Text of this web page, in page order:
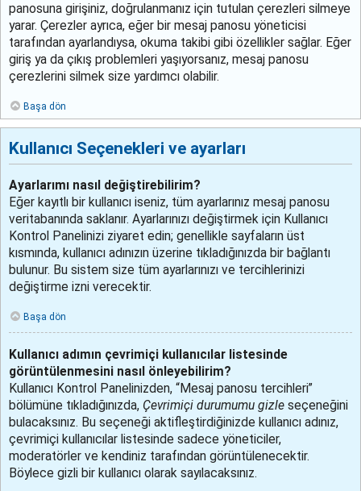
panosuna girişiniz, doğrulanmanız için tutulan çerezleri silmeye
yarar. Çerezler ayrıca, eğer bir mesaj panosu yöneticisi
tarafından ayarlandıysa, okuma takibi gibi özellikler sağlar. Eğer
giriş ya da çıkış problemleri yaşıyorsanız, mesaj panosu
çerezlerini silmek size yardımcı olabilir.
Başa dön
Kullanıcı Seçenekleri ve ayarları
Ayarlarımı nasıl değiştirebilirim?
Eğer kayıtlı bir kullanıcı iseniz, tüm ayarlarınız mesaj panosu
veritabanında saklanır. Ayarlarınızı değiştirmek için Kullanıcı
Kontrol Panelinizi ziyaret edin; genellikle sayfaların üst
kısmında, kullanıcı adınızın üzerine tıkladığınızda bir bağlantı
bulunur. Bu sistem size tüm ayarlarınızı ve tercihlerinizi
değiştirme izni verecektir.
Başa dön
Kullanıcı adımın çevrimiçi kullanıcılar listesinde
görüntülenmesini nasıl önleyebilirim?
Kullanıcı Kontrol Panelinizden, “Mesaj panosu tercihleri”
bölümüne tıkladığınızda, Çevrimiçi durumumu gizle seçeneğini
bulacaksınız. Bu seçeneği aktifleştirdiğinizde kullanıcı adınız,
çevrimiçi kullanıcılar listesinde sadece yöneticiler,
moderatörler ve kendiniz tarafından görüntülenecektir.
Böylece gizli bir kullanıcı olarak sayılacaksınız.